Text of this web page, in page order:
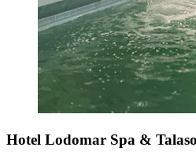
Hotel Lodomar Spa &